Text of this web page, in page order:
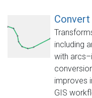
including
with
improves
GIS